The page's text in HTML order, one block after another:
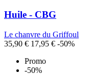
Huile - CBG
Le chanvre du Griffoul
35,90 € 17,95 € -50%
Promo
-50%